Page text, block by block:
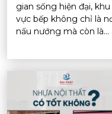
gian sống hiện đại, khu
vực bếp không chỉ là
nấu nướng mà còn là...